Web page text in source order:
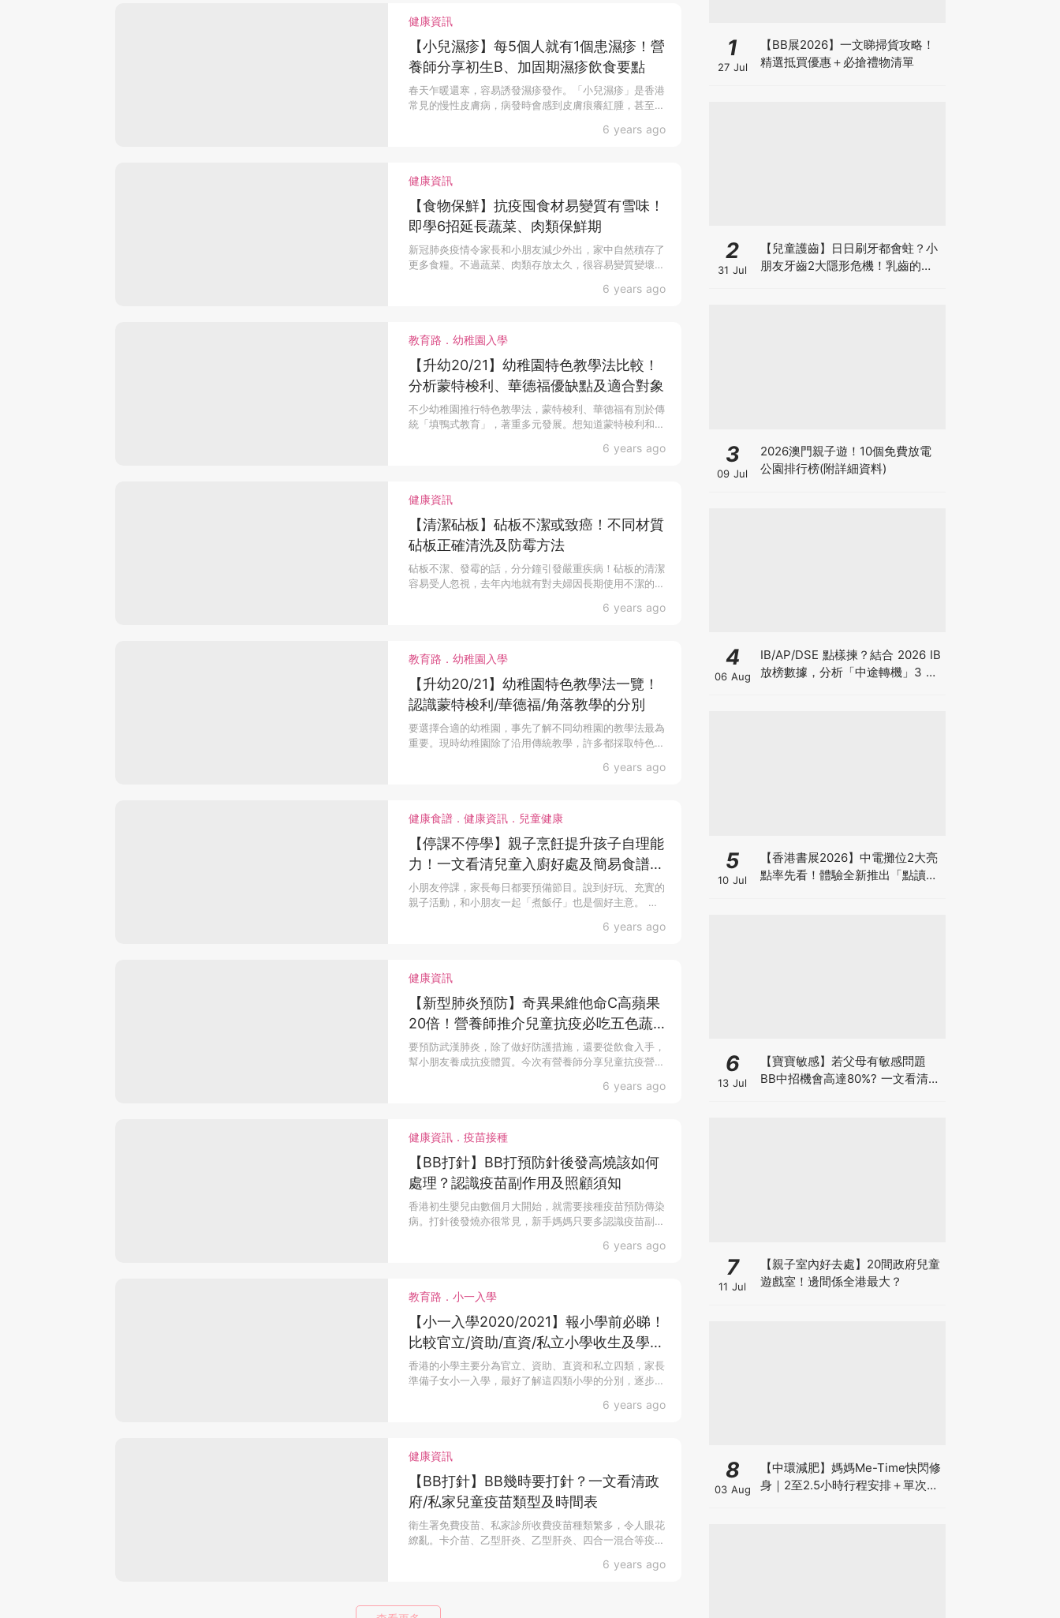
健康資訊
【小兒濕疹】每5個人就有1個患濕疹！營
養師分享初生B、加固期濕疹飲食要點
春天乍暖還寒，容易誘發濕疹發作。「小兒濕疹」是香港
常見的慢性皮膚病，病發時會感到皮膚痕癢紅腫，甚至抓
6 years ago
健康資訊
【食物保鮮】抗疫囤食材易變質有雪味！
即學6招延長蔬菜、肉類保鮮期
新冠肺炎疫情令家長和小朋友減少外出，家中自然積存了
更多食糧。不過蔬菜、肉類存放太久，很容易變質變壞。
6 years ago
教育路．幼稚園入學
【升幼20/21】幼稚園特色教學法比較！
分析蒙特梭利、華德福優缺點及適合對象
不少幼稚園推行特色教學法，蒙特梭利、華德福有別於傳
統「填鴨式教育」，著重多元發展。想知道蒙特梭利和華
6 years ago
健康資訊
【清潔砧板】砧板不潔或致癌！不同材質
砧板正確清洗及防霉方法
砧板不潔、發霉的話，分分鐘引發嚴重疾病！砧板的清潔
容易受人忽視，去年內地就有對夫婦因長期使用不潔的砧
6 years ago
教育路．幼稚園入學
【升幼20/21】幼稚園特色教學法一覽！
認識蒙特梭利/華德福/角落教學的分別
要選擇合適的幼稚園，事先了解不同幼稚園的教學法最為
重要。現時幼稚園除了沿用傳統教學，許多都採取特色教
6 years ago
健康食譜．健康資訊．兒童健康
【停課不停學】親子烹飪提升孩子自理能
力！一文看清兒童入廚好處及簡易食譜分
享
小朋友停課，家長每日都要預備節目。說到好玩、充實的
親子活動，和小朋友一起「煮飯仔」也是個好主意。 在
6 years ago
健康資訊
【新型肺炎預防】奇異果維他命C高蘋果
20倍！營養師推介兒童抗疫必吃五色蔬
果
要預防武漢肺炎，除了做好防護措施，還要從飲食入手，
幫小朋友養成抗疫體質。今次有營養師分享兒童抗疫營養
6 years ago
健康資訊．疫苗接種
【BB打針】BB打預防針後發高燒該如何
處理？認識疫苗副作用及照顧須知
香港初生嬰兒由數個月大開始，就需要接種疫苗預防傳染
病。打針後發燒亦很常見，新手媽媽只要多認識疫苗副作
6 years ago
教育路．小一入學
【小一入學2020/2021】報小學前必睇！
比較官立/資助/直資/私立小學收生及學費
預算
香港的小學主要分為官立、資助、直資和私立四類，家長
準備子女小一入學，最好了解這四類小學的分別，逐步篩
6 years ago
健康資訊
【BB打針】BB幾時要打針？一文看清政
府/私家兒童疫苗類型及時間表
衛生署免費疫苗、私家診所收費疫苗種類繁多，令人眼花
繚亂。卡介苗、乙型肝炎、乙型肝炎、四合一混合等疫
6 years ago
1
27 Jul
【BB展2026】一文睇掃貨攻略！
精選抵買優惠＋必搶禮物清單
2
31 Jul
【兒童護齒】日日刷牙都會蛀？小
朋友牙齒2大隱形危機！乳齒的琺
3
09 Jul
2026澳門親子遊！10個免費放電
公園排行榜(附詳細資料)
4
06 Aug
IB/AP/DSE 點樣揀？結合 2026 IB
放榜數據，分析「中途轉機」3 大
5
10 Jul
【香港書展2026】中電攤位2大亮
點率先看！體驗全新推出「點讀故
6
13 Jul
【寶寶敏感】若父母有敏感問題
BB中招機會高達80%? 一文看清預
7
11 Jul
【親子室內好去處】20間政府兒童
遊戲室！邊間係全港最大？
8
03 Aug
【中環減肥】媽媽Me-Time快閃修
身｜2至2.5小時行程安排＋單次收